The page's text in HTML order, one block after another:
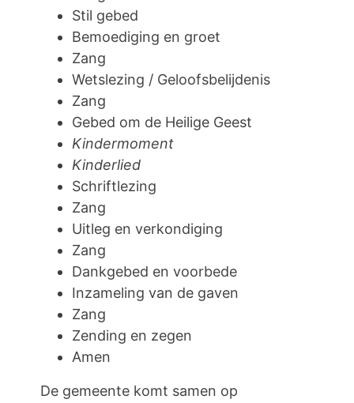
Stil gebed
Bemoediging en groet
Zang
Wetslezing / Geloofsbelijdenis
Zang
Gebed om de Heilige Geest
Kindermoment
Kinderlied
Schriftlezing
Zang
Uitleg en verkondiging
Zang
Dankgebed en voorbede
Inzameling van de gaven
Zang
Zending en zegen
Amen
De gemeente komt samen op